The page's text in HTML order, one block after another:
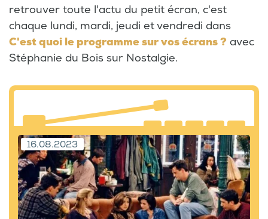
retrouver toute l'actu du petit écran, c'est
chaque lundi, mardi, jeudi et vendredi dans
C'est quoi le programme sur vos écrans ? avec
Stéphanie du Bois sur Nostalgie.
16.08.2023